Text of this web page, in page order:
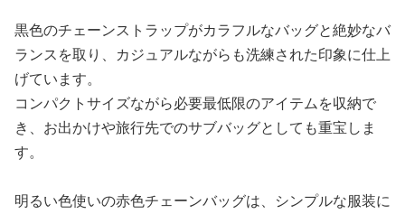
黒色のチェーンストラップがカラフルなバッグと絶妙なバ
ランスを取り、カジュアルながらも洗練された印象に仕上
げています。
コンパクトサイズながら必要最低限のアイテムを収納で
き、お出かけや旅行先でのサブバッグとしても重宝しま
す。
明るい色使いの赤色チェーンバッグは、シンプルな服装に